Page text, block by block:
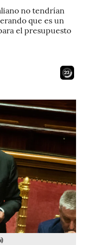
no tendrían
que es un
el presupuesto
21